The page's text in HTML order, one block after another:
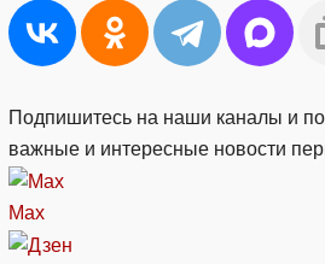
Подпишитесь на наши каналы и
важные и интересные новости
Max